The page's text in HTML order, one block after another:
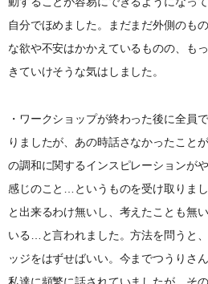
自分でほめました。まだまだ外側のも
な欲や不安はかかえているものの、も
きていけそうな気はしました。
・ワークショップが終わった後に全員
りましたが、あの時話さなかったこと
の調和に関するインスピレーションが
感じのこと…というものを受け取りま
と出来るわけ無いし、考えたことも無
いる…と言われました。方法を問うと
ッジをはずせばいい。今までつうりさ